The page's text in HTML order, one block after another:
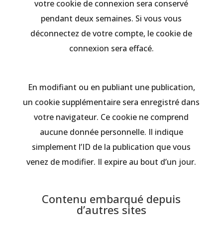
votre cookie de connexion sera conservé
pendant deux semaines. Si vous vous
déconnectez de votre compte, le cookie de
connexion sera effacé.
En modifiant ou en publiant une publication,
un cookie supplémentaire sera enregistré dans
votre navigateur. Ce cookie ne comprend
aucune donnée personnelle. Il indique
simplement l’ID de la publication que vous
venez de modifier. Il expire au bout d’un jour.
Contenu embarqué depuis
d’autres sites